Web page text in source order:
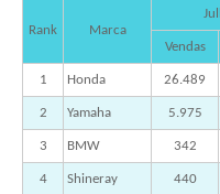
Rank Marca
Vendas
1 Honda 26.489
2 Yamaha 5.975
3 BMW 342
4 Shineray 440